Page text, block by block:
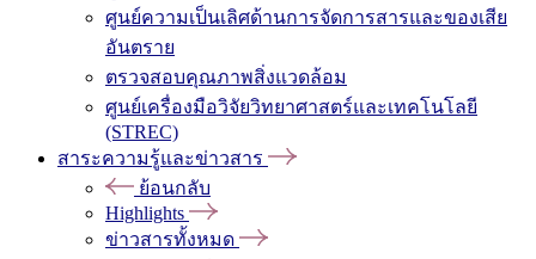
ศูนย์ความเป็นเลิศด้านการจัดการสารและของเสีย
อันตราย
ตรวจสอบคุณภาพสิ่งแวดล้อม
ศูนย์เครื่องมือวิจัยวิทยาศาสตร์และเทคโนโลยี
(STREC)
สาระความรู้และข่าวสาร
ย้อนกลับ
Highlights
ข่าวสารทั้งหมด